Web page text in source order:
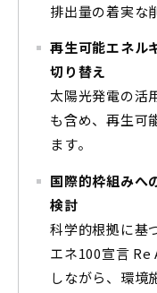
排出量の着実な
再生可能エネル
切り替え
太陽光発電の活
も含め、再生可
ます。
国際的枠組みへ
検討
科学的根拠に基
エネ100宣言
しながら、環境